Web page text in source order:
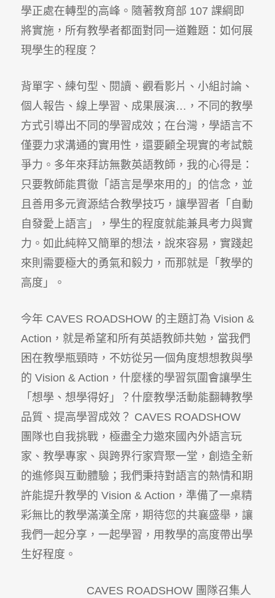
學正處在轉型的高峰。隨著教育部 107 課綱即
將實施，所有教學者都面對同一道難題：如何展
現學生的程度？
背單字、練句型、閱讀、觀看影片、小組討論、
個人報告、線上學習、成果展演…，不同的教學
方式引導出不同的學習成效；在台灣，學語言不
僅要力求溝通的實用性，還要顧全現實的考試競
爭力。多年來拜訪無數英語教師，我的心得是：
只要教師能貫徹「語言是學來用的」的信念，並
且善用多元資源結合教學技巧，讓學習者「自動
自發愛上語言」，學生的程度就能兼具考力與實
力。如此純粹又簡單的想法，說來容易，實踐起
來則需要極大的勇氣和毅力，而那就是「教學的
高度」。
今年 CAVES ROADSHOW 的主題訂為 Vision &
Action，就是希望和所有英語教師共勉，當我們
困在教學瓶頸時，不妨從另一個角度想想教與學
的 Vision & Action，什麼樣的學習氛圍會讓學生
「想學、想學得好」？什麼教學活動能翻轉教學
品質、提高學習成效？ CAVES ROADSHOW
團隊也自我挑戰，極盡全力邀來國內外語言玩
家、教學專家、與跨界行家齊聚一堂，創造全新
的進修與互動體驗；我們秉持對語言的熱情和期
許能提升教學的 Vision & Action，準備了一桌精
彩無比的教學滿漢全席，期待您的共襄盛舉，讓
我們一起分享，一起學習，用教學的高度帶出學
生好程度。
CAVES ROADSHOW 團隊召集人